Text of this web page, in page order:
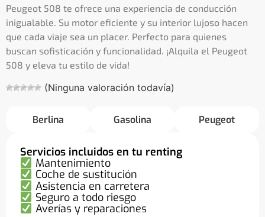
Peugeot 508 te ofrece una experiencia de conducción
inigualable. Su motor eficiente y su interior lujoso hacen
que cada viaje sea un placer. Perfecto para quienes
buscan sofisticación y funcionalidad. ¡Alquila el Peugeot
508 y eleva tu estilo de vida!
(Ninguna valoración todavía)
Berlina Gasolina Peugeot
Servicios incluidos en tu renting
Mantenimiento
Coche de sustitución
Asistencia en carretera
Seguro a todo riesgo
Averías y reparaciones